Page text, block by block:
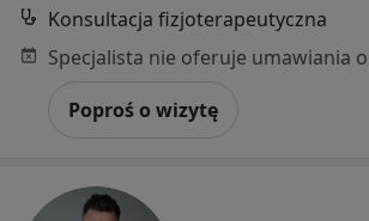
Konsultacja fizjoterapeutyczna
Poproś o wizytę